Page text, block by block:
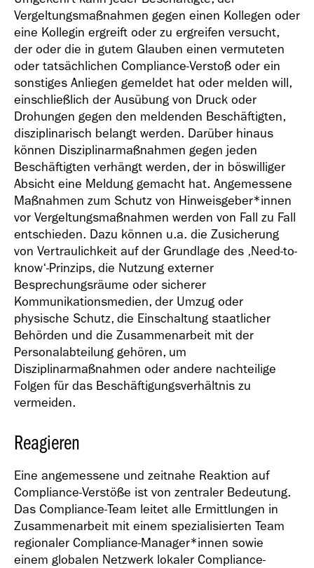
Vergeltungsmaßnahmen gegen einen Kollegen oder
eine Kollegin ergreift oder zu ergreifen versucht,
der oder die in gutem Glauben einen vermuteten
oder tatsächlichen Compliance-Verstoß oder ein
sonstiges Anliegen gemeldet hat oder melden will,
einschließlich der Ausübung von Druck oder
Drohungen gegen den meldenden Beschäftigten,
disziplinarisch belangt werden. Darüber hinaus
können Disziplinarmaßnahmen gegen jeden
Beschäftigten verhängt werden, der in böswilliger
Absicht eine Meldung gemacht hat. Angemessene
Maßnahmen zum Schutz von Hinweisgeber*innen
vor Vergeltungsmaßnahmen werden von Fall zu Fall
entschieden. Dazu können u.a. die Zusicherung
von Vertraulichkeit auf der Grundlage des ‚Need-to-
know‘-Prinzips, die Nutzung externer
Besprechungsräume oder sicherer
Kommunikationsmedien, der Umzug oder
physische Schutz, die Einschaltung staatlicher
Behörden und die Zusammenarbeit mit der
Personalabteilung gehören, um
Disziplinarmaßnahmen oder andere nachteilige
Folgen für das Beschäftigungsverhältnis zu
vermeiden.
Reagieren
Eine angemessene und zeitnahe Reaktion auf
Compliance-Verstöße ist von zentraler Bedeutung.
Das Compliance-Team leitet alle Ermittlungen in
Zusammenarbeit mit einem spezialisierten Team
regionaler Compliance-Manager*innen sowie
einem globalen Netzwerk lokaler Compliance-